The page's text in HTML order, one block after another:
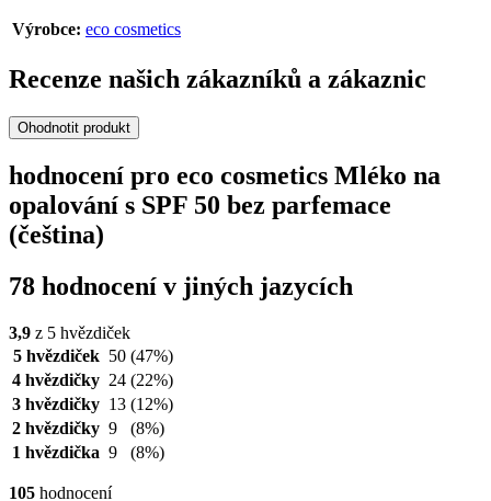
Výrobce: eco cosmetics
Recenze našich zákazníků a zákaznic
Ohodnotit produkt
hodnocení pro eco cosmetics Mléko na
opalování s SPF 50 bez parfemace
(čeština)
78 hodnocení v jiných jazycích
3,9 z 5 hvězdiček
5 hvězdiček 50 (47%)
4 hvězdičky 24 (22%)
3 hvězdičky 13 (12%)
2 hvězdičky 9
(8%)
1 hvězdička 9 (8%)
105 hodnocení